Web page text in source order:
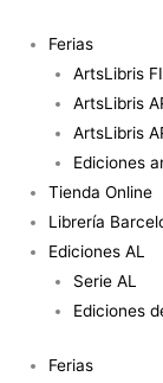
contenido
Ferias
ArtsLibris
ArtsLibris
ArtsLibris
Ediciones
Tienda Online
Librería
Ediciones AL
Serie AL
Ediciones
Ferias